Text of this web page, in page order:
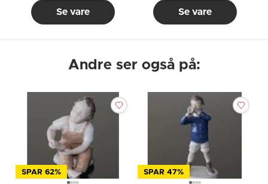
Se vare Se vare
Andre ser også på:
SPAR 62% SPAR 47%